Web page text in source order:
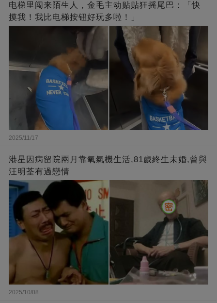
电梯里闯来陌生人，金毛主动贴贴狂摇尾巴：「快
摸我！我比电梯按钮好玩多啦！」
2025/11/17
港星因病留院兩月靠氧氣機生活,81歲終生未婚,曾與
汪明荃有過戀情
2025/10/08